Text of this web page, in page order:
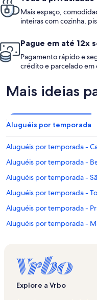
Mais espaço,
inteiras com cozinha,
Pague em até 12x
Pagamento rápido e
crédito e parcelado em
Mais ideias
Aluguéis por temporada
Aluguéis por temporada -
Aluguéis por temporada -
Aluguéis por temporada -
Aluguéis por temporada -
Aluguéis por temporada -
Aluguéis por temporada -
Aluguéis por temporada -
Aluguéis por temporada -
Aluguéis por temporada -
Explore a Vrbo